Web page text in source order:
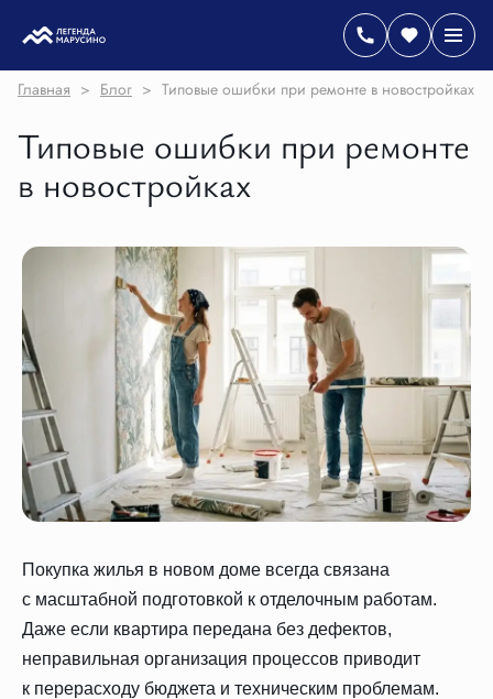
Главная > Блог > Типовые ошибки при ремонте в новостройках
Типовые ошибки при ремонте
в новостройках
Покупка жилья в новом доме всегда связана
с масштабной подготовкой к отделочным работам.
Даже если квартира передана без дефектов,
неправильная организация процессов приводит
к перерасходу бюджета и техническим проблемам.